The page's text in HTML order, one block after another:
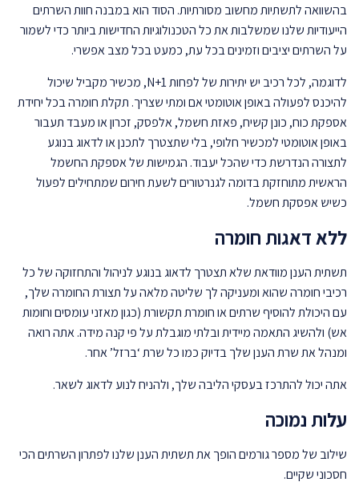
בהשוואה לתשתיות מחשוב מסורתיות. הסוד הוא במבנה חוות השרתים
הייעודיות שלנו שמשלבות את כל הטכנולוגיות החדישות ביותר כדי לשמור
על השרתים יציבים וזמינים בכל עת, כמעט בכל מצב אפשרי.
לדוגמה, לכל רכיב יש יתירות של לפחות N+1, מכשיר מקביל שיכול
להיכנס לפעולה באופן אוטומטי אם ומתי שצריך. תקלת חומרה בכל יחידת
אספקת כוח, כונן קשיח, פאזת חשמל, אלפסק, זכרון או מעבד תעבור
באופן אוטומטי למכשיר חלופי, בלי שתצטרך לתכנן או לדאוג בנוגע
לתצורה הנדרשת כדי שהכל יעבוד. הגמישות של אספקת החשמל
הראשית מתוחזקת בדומה לגנרטורים לשעת חירום שמתחילים לפעול
כשיש אפסקת חשמל.
ללא דאגות חומרה
תשתית הענן מוודאת שלא תצטרך לדאוג בנוגע לניהול והתחזוקה של כל
רכיבי חומרה שהוא ומעניקה לך שליטה מלאה על תצורת החומרה שלך,
עם היכולת להוסיף שרתים או חומרת תקשורת (כגון מאזני עומסים וחומות
אש) ולהשיג התאמה מיידית ובלתי מוגבלת על פי קנה מידה. אתה רואה
ומנהל את שרת הענן שלך בדיוק כמו כל שרת ‘ברזל’ אחר.
אתה יכול להתרכז בעסקי הליבה שלך, ולהניח לנוע לדאוג לשאר.
עלות נמוכה
שילוב של מספר גורמים הופך את תשתית הענן שלנו לפתרון השרתים הכי
חסכוני שקיים.